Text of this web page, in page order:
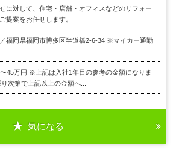
に対して、住宅・店舗・オフィスなどのリフォー
提案をお任せします。
福岡県福岡市博多区半道橋2-6-34 ※マイカー通勤
45万円 ※上記は入社1年目の参考の金額になりま
次第で上記以上の金額へ...
気になる